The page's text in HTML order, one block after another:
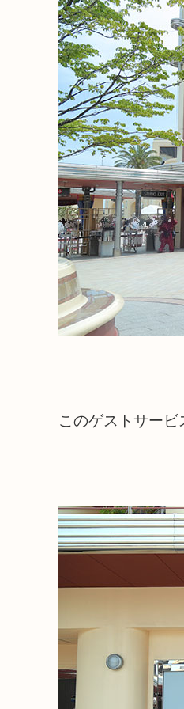
このゲストサービ